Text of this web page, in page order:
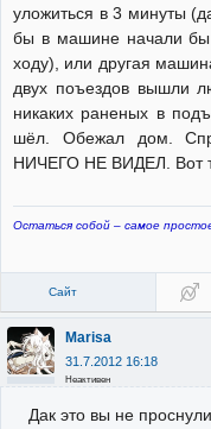
уложиться в 3 минуты
бы в машине начали бы
ходу), или другая
двух поъездов вышли
никаких раненых в
шёл. Обежал дом.
НИЧЕГО НЕ ВИДЕЛ. Вот
Остаться собой – самое
Сайт
Marisa
31.7.2012 16:18
Неактивен
Дак это вы не